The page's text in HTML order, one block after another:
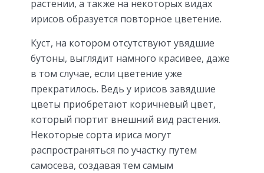
растении, а также на некоторых видах
ирисов образуется повторное цветение.
Куст, на котором отсутствуют увядшие
бутоны, выглядит намного красивее, даже
в том случае, если цветение уже
прекратилось. Ведь у ирисов завядшие
цветы приобретают коричневый цвет,
который портит внешний вид растения.
Некоторые сорта ириса могут
распространяться по участку путем
самосева, создавая тем самым